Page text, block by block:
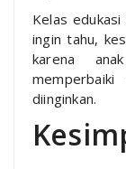
Kelas
ingin tahu,
karena
diinginkan.